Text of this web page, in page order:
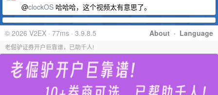
@clockOS 哈哈哈，这个视频太有意思了。
About · Language
© 2026 V2EX · 77ms · 3.9.8.5
老倔驴证券开户巨靠谱，已助千人!